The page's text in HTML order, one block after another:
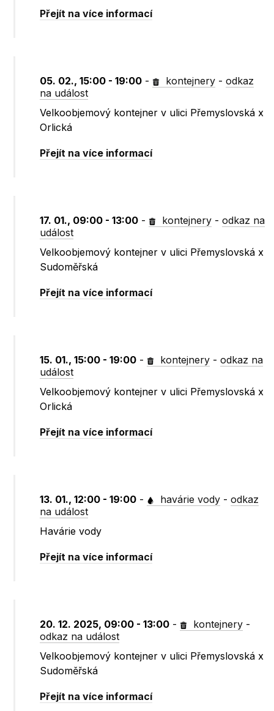
Přejít na více informací
05. 02., 15:00 - 19:00 - kontejnery -odkaz
na událost
Velkoobjemový kontejner v ulici Přemyslovská x
Orlická
Přejít na více informací
17. 01., 09:00 - 13:00 - kontejnery -odkaz na
událost
Velkoobjemový kontejner v ulici Přemyslovská x
Sudoměřská
Přejít na více informací
15. 01., 15:00 - 19:00 - kontejnery -odkaz na
událost
Velkoobjemový kontejner v ulici Přemyslovská x
Orlická
Přejít na více informací
13. 01., 12:00 - 19:00 - havárie vody -odkaz
na událost
Havárie vody
Přejít na více informací
20. 12. 2025, 09:00 - 13:00 - kontejnery -
odkaz na událost
Velkoobjemový kontejner v ulici Přemyslovská x
Sudoměřská
Přejít na více informací